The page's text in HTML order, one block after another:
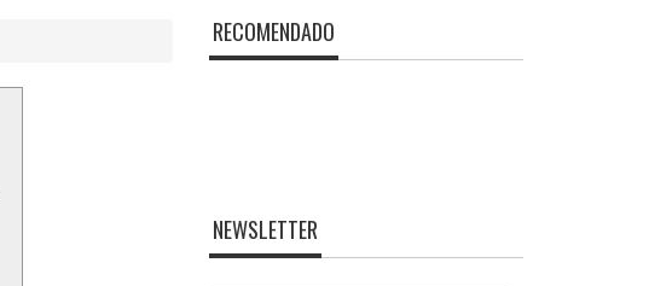
RECOMENDADO
NEWSLETTER